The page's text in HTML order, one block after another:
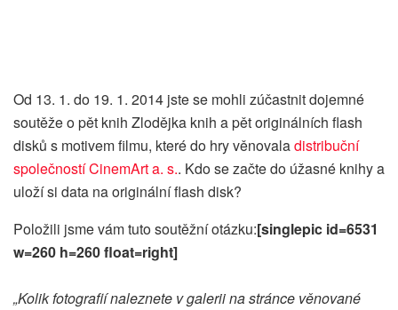
Od 13. 1. do 19. 1. 2014 jste se mohli zúčastnit dojemné
soutěže o pět knih Zlodějka knih a pět originálních flash
disků s motivem filmu, které do hry věnovaladistribuční
společností CinemArt a. s.. Kdo se začte do úžasné knihy a
uloží si data na originální flash disk?
Položili jsme vám tuto soutěžní otázku:[singlepic id=6531
w=260 h=260 float=right]
„Kolik fotografií naleznete v galerii na stránce věnované